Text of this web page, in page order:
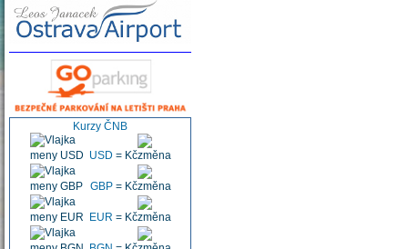
Kurzy ČNB
USD = Kč
GBP= Kč
EUR = Kč